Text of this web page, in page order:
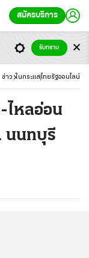
สมัครบริการ
ข่าว ในกระแส ไทยรัฐออนไลน์
ไหลอ่อน
นนทบุรี
รับทราบ